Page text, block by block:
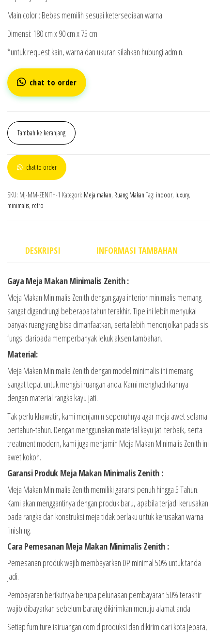
Main color : Bebas memilih sesuai ketersediaan warna
Dimensi: 180 cm x 90cm x75 cm
*untuk request kain, warna dan ukuran silahkan hubungi admin.
chat to order
Tambah ke keranjang
chat to order
SKU: MJ-MM-ZENITH-1 Kategori: Meja makan, Ruang Makan Tag: indoor, luxury,
minimalis, retro
DESKRIPSI INFORMASI TAMBAHAN
Gaya Meja Makan Minimalis Zenith :
Meja Makan Minimalis Zenith dengan gaya interior minimalis memang
sangat digandrungi beberapa tahun terakhir. Tipe ini lebih menyukai
banyak ruang yang bisa dimanfaatkan, serta lebih menonjolkan pada sisi
fungsi daripada memperbanyak lekuk aksen tambahan.
Material:
Meja Makan Minimalis Zenith dengan model minimalis ini memang
sangat tepat untuk mengisi ruangan anda. Kami menghadirkannya
dengan material rangka kayu jati.
Tak perlu khawatir, kami menjamin sepenuhnya agar meja awet selama
bertahun-tahun. Dengan menggunakan material kayu jati terbaik, serta
treatment modern, kami juga menjamin Meja Makan Minimalis Zenith ini
awet kokoh.
Garansi Produk Meja Makan Minimalis Zenith :
Meja Makan Minimalis Zenith memiliki garansi penuh hingga 5 Tahun.
Kami akan menggantinya dengan produk baru, apabila terjadi kerusakan
pada rangka dan konstruksi meja tidak berlaku untuk kerusakan warna
finishing.
Cara Pemesanan Meja Makan Minimalis Zenith :
Pemesanan produk wajib membayarkan DP minimal 50% untuk tanda
jadi.
Pembayaran berikutnya berupa pelunasan pembayaran 50% terakhir
wajib dibayarkan sebelum barang dikirimkan menuju alamat anda
Setiap furniture isiruangan.com diproduksi dan dikirim dari kota Jepara,